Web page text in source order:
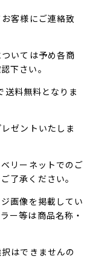
客様にご連絡致
いては予め各商
下さい。
料無料となりま
ゼントいたしま
リーネットでのご
了承ください。
画像を掲載してい
ー等は商品名称・
はできませんの